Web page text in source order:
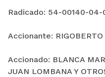
Radicado: 54-00140-
Accionante:
Accionado: BLANCA
JUAN LOMBANA Y